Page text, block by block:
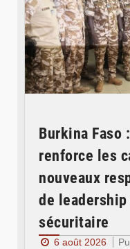
Burkina
renforce les
nouveaux
de
sécuritaire
6 août 2026